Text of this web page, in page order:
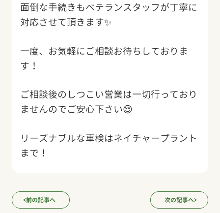
面倒な手続きもベテランスタッフが丁寧に
対応させて頂きます✨
一度、お気軽にご相談お待ちしておりま
す！
ご相談後のしつこい営業は一切行っており
ませんのでご安心下さい😌
リーズナブルな車検はネイチャープラント
まで！
前の記事へ 次の記事へ